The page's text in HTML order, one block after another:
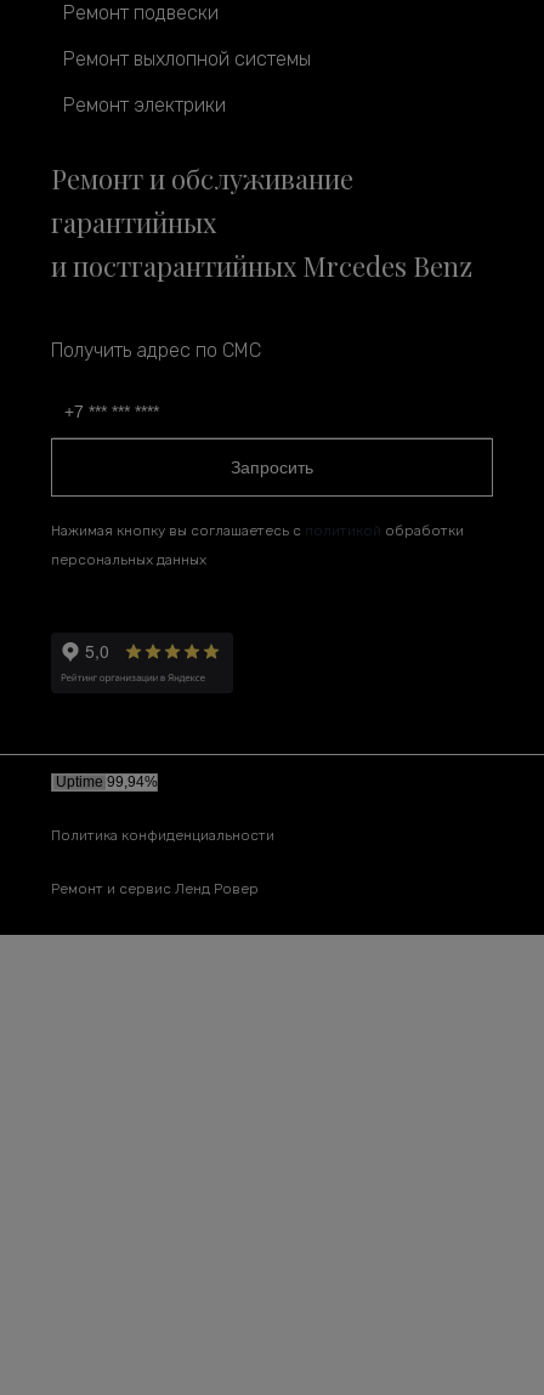
Ремонт подвески
Ремонт выхлопной системы
Ремонт электрики
Ремонт и обслуживание
гарантийных
и постгарантийных Mrcedes Benz
Получить адрес по СМС
Запросить
Нажимая кнопку вы соглашаетесь с политикой обработки
персональных данных
Политика конфиденциальности
Ремонт и сервис Ленд Ровер